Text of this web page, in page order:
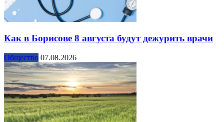
Как в Борисове 8 августа будут дежурить врачи
Общество 07.08.2026